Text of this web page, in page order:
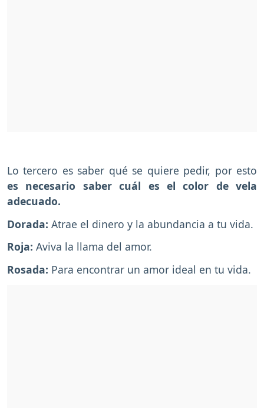
Lo tercero es saber qué se quiere pedir, por esto
es necesario saber cuál es el color de vela
adecuado.
Dorada: Atrae el dinero y la abundancia a tu vida.
Roja: Aviva la llama del amor.
Rosada: Para encontrar un amor ideal en tu vida.